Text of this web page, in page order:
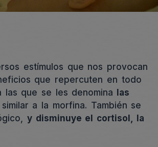
estímulos que nos provocan
que repercuten en todo
las que se les denomina las
a la morfina. También se
y disminuye el cortisol, la